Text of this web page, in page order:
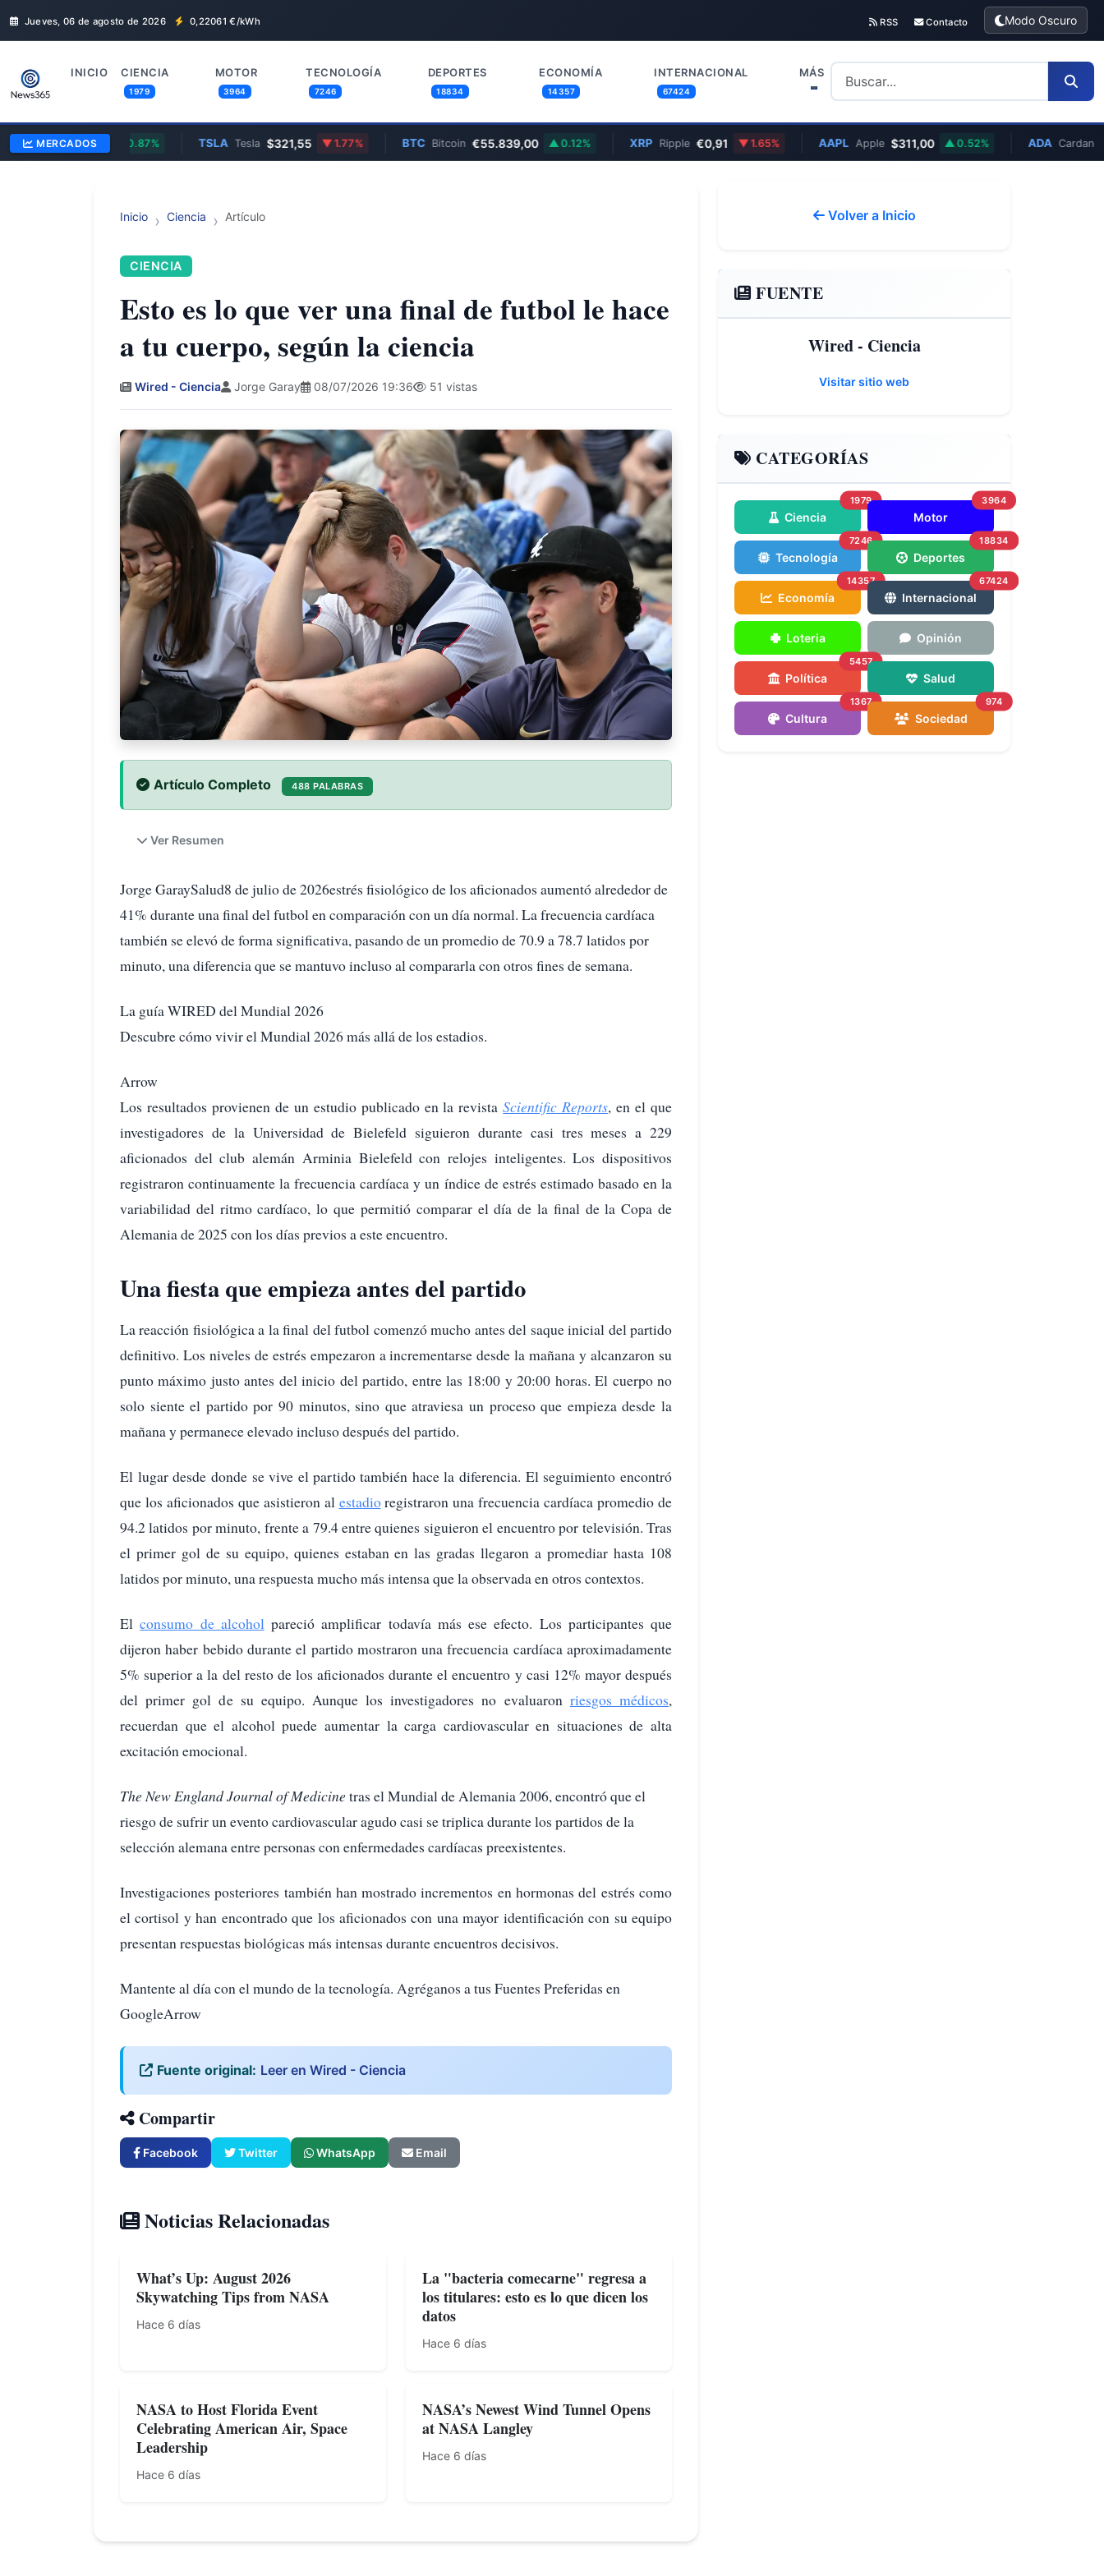
Jueves, 06 de agosto de 2026 0,22061 €/kWh RSS Contacto Modo Oscuro
INICIO CIENCIA
1979
MOTOR
3964
TECNOLOGÍA
7246
DEPORTES
18834
ECONOMÍA
14357
INTERNACIONAL
67424
MÁS
MERCADOS
Dólar 1,1600 0.87% Tesla $321,55 1.77% Bitcoin €55.839,00 0.12% Ripple €0,91 1.65% Apple $311,00 0.52% Cardano
Inicio Ciencia Artículo
CIENCIA
Esto es lo que ver una final de futbol le hace
a tu cuerpo, según la ciencia
Wired - Ciencia Jorge Garay 08/07/2026 19:36 51 vistas
Artículo Completo 488 PALABRAS
Ver Resumen
Jorge GaraySalud8 de julio de 2026estrés fisiológico de los aficionados aumentó alrededor de
41% durante una final del futbol en comparación con un día normal. La frecuencia cardíaca
también se elevó de forma significativa, pasando de un promedio de 70.9 a 78.7 latidos por
minuto, una diferencia que se mantuvo incluso al compararla con otros fines de semana.
La guía WIRED del Mundial 2026
Descubre cómo vivir el Mundial 2026 más allá de los estadios.
Arrow
Los resultados provienen de un estudio publicado en la revistaScientific Reports, en el que
investigadores de la Universidad de Bielefeld siguieron durante casi tres meses a 229
aficionados del club alemán Arminia Bielefeld con relojes inteligentes. Los dispositivos
registraron continuamente la frecuencia cardíaca y un índice de estrés estimado basado en la
variabilidad del ritmo cardíaco, lo que permitió comparar el día de la final de la Copa de
Alemania de 2025 con los días previos a este encuentro.
Una fiesta que empieza antes del partido
La reacción fisiológica a la final del futbol comenzó mucho antes del saque inicial del partido
definitivo. Los niveles de estrés empezaron a incrementarse desde la mañana y alcanzaron su
punto máximo justo antes del inicio del partido, entre las 18:00 y 20:00 horas. El cuerpo no
solo siente el partido por 90 minutos, sino que atraviesa un proceso que empieza desde la
mañana y permanece elevado incluso después del partido.
El lugar desde donde se vive el partido también hace la diferencia. El seguimiento encontró
que los aficionados que asistieron al estadioregistraron una frecuencia cardíaca promedio de
94.2 latidos por minuto, frente a 79.4 entre quienes siguieron el encuentro por televisión. Tras
el primer gol de su equipo, quienes estaban en las gradas llegaron a promediar hasta 108
latidos por minuto, una respuesta mucho más intensa que la observada en otros contextos.
Elconsumo de alcohol pareció amplificar todavía más ese efecto. Los participantes que
dijeron haber bebido durante el partido mostraron una frecuencia cardíaca aproximadamente
5% superior a la del resto de los aficionados durante el encuentro y casi 12% mayor después
del primer gol de su equipo. Aunque los investigadores no evaluaron riesgos médicos,
recuerdan que el alcohol puede aumentar la carga cardiovascular en situaciones de alta
excitación emocional.
The New England Journal of Medicinetras el Mundial de Alemania 2006, encontró que el
riesgo de sufrir un evento cardiovascular agudo casi se triplica durante los partidos de la
selección alemana entre personas con enfermedades cardíacas preexistentes.
Investigaciones posteriores también han mostrado incrementos en hormonas del estrés como
el cortisol y han encontrado que los aficionados con una mayor identificación con su equipo
presentan respuestas biológicas más intensas durante encuentros decisivos.
Mantente al día con el mundo de la tecnología. Agréganos a tus Fuentes Preferidas en
GoogleArrow
Fuente original: Leer en Wired - Ciencia
Compartir
Facebook Twitter WhatsApp Email
Noticias Relacionadas
What’s Up: August 2026
Skywatching Tips from NASA
Hace 6 días
La "bacteria comecarne" regresa a
los titulares: esto es lo que dicen los
datos
Hace 6 días
NASA to Host Florida Event
Celebrating American Air, Space
Leadership
Hace 6 días
NASA’s Newest Wind Tunnel Opens
at NASA Langley
Hace 6 días
Volver a Inicio
FUENTE
Wired - Ciencia
Visitar sitio web
CATEGORÍAS
Ciencia
1979
Motor
3964
Tecnología
7246
Deportes
18834
Economía
14357
Internacional
67424
Loteria Opinión
Política
5457
Salud
Cultura
1367
Sociedad
974